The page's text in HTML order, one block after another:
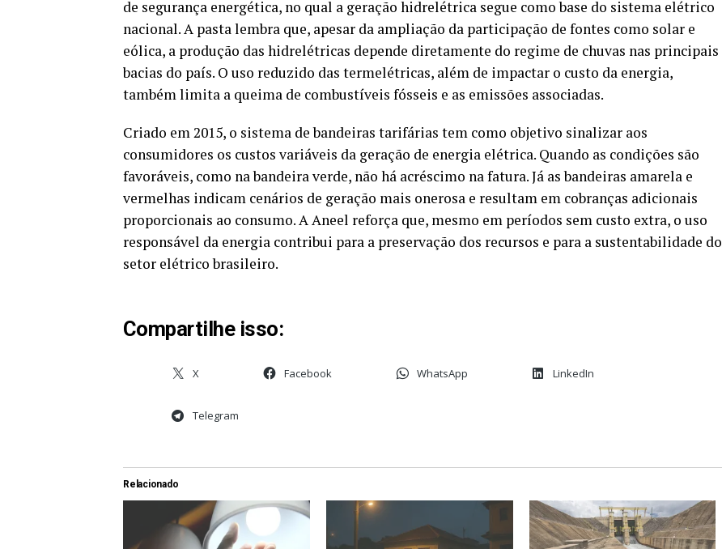
de segurança energética, no qual a geração hidrelétrica segue como base do sistema elétrico
nacional. A pasta lembra que, apesar da ampliação da participação de fontes como solar e
eólica, a produção das hidrelétricas depende diretamente do regime de chuvas nas principais
bacias do país. O uso reduzido das termelétricas, além de impactar o custo da energia,
também limita a queima de combustíveis fósseis e as emissões associadas.
Criado em 2015, o sistema de bandeiras tarifárias tem como objetivo sinalizar aos
consumidores os custos variáveis da geração de energia elétrica. Quando as condições são
favoráveis, como na bandeira verde, não há acréscimo na fatura. Já as bandeiras amarela e
vermelhas indicam cenários de geração mais onerosa e resultam em cobranças adicionais
proporcionais ao consumo. A Aneel reforça que, mesmo em períodos sem custo extra, o uso
responsável da energia contribui para a preservação dos recursos e para a sustentabilidade do
setor elétrico brasileiro.
Compartilhe isso:
X Facebook WhatsApp LinkedIn
Telegram
Relacionado